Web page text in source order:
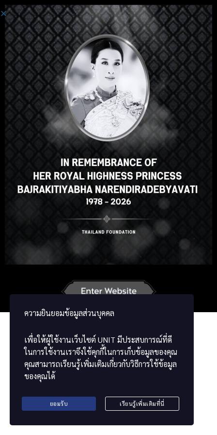
Einloggen
Hallo, toller Kurs, oder? Gefällt
Ihnen dieser Kurs?
FÜR DEN KURS ANMELDEN
ความยินยอมข้อมูลส่วนบุคคล
เพื่อให้ผู้ใช้งานเว็บไซต์ UNIT มีประสบการณ์ที่ดี
ในการใช้งานเราจึงใช้คุกกี้ในการเก็บข้อมูลของคุณ
คุณสามารถเรียนรู้เพิ่มเติมเกี่ยวกับวิธีการใช้ข้อมูล
ของคุณได้
ยอมรับ เรียนรู้เพิ่มเติมที่นี่
Select your language
English ภาษาไทย
Korean Japanese
Chinese
ខ្មែរ